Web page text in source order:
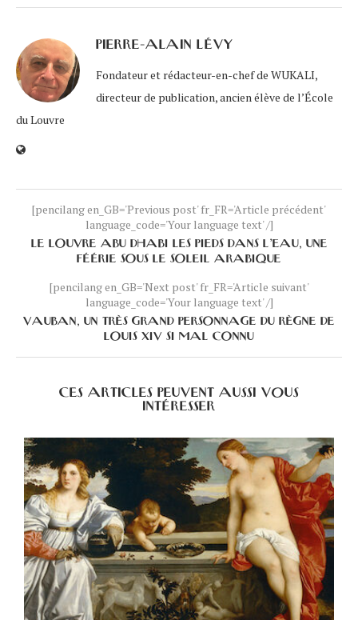
PIERRE-ALAIN LÉVY
Fondateur et rédacteur-en-chef de WUKALI,
directeur de publication, ancien élève de l’École
du Louvre
[pencilang en_GB='Previous post' fr_FR='Article précédent'
language_code='Your language text' /]
LE LOUVRE ABU DHABI LES PIEDS DANS L’EAU, UNE
FÉÉRIE SOUS LE SOLEIL ARABIQUE
[pencilang en_GB='Next post' fr_FR='Article suivant'
language_code='Your language text' /]
VAUBAN, UN TRÈS GRAND PERSONNAGE DU RÈGNE DE
LOUIS XIV SI MAL CONNU
CES ARTICLES PEUVENT AUSSI VOUS
INTÉRESSER